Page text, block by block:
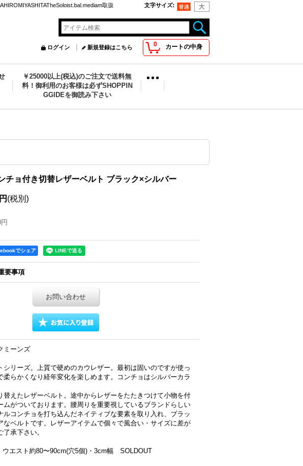
取扱
文字サイズ:
0 カートの中身
ログイン 新規登録はこちら
￥25000以上(税込)のご注文で送料無
料！御利用のお客様は必ずSHOPPIN
GGIDEを御読み下さい
ョ付き切替レザーベルト ブラック×シルバー
(税別)
でシェア
要事項
お問い合わせ
ミーンズ
シリーズ。上質で硬めのカウレザー。最初は固いのですが使っ
柔らかくなり経年変化を楽しめます。コンチョはシルバーカラ
替えたレザーベルト。途中からレザーをたたきつけて小物を付
ムがついております。腰周りを重要視しているブランドらしい
ルコンチョを打ち込んだネイティブな要素を取り入れ、ブラッ
なベルトです。レザーアイテムで個々で風合い・サイズに差が
承下さい。
ウエスト約80〜90cm(穴5個)・3cm幅 SOLDOUT